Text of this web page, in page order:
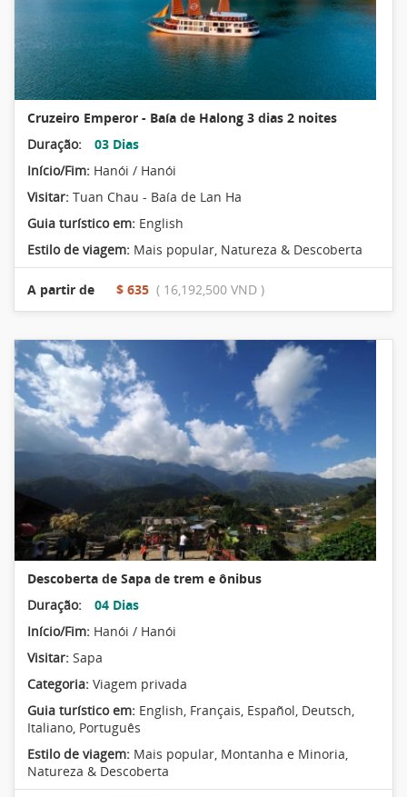
Cruzeiro Emperor - Baía de Halong 3 dias 2 noites
Duração:
03 Dias
Início/Fim: Hanói / Hanói
Visitar: Tuan Chau - Baía de Lan Ha
Guia turístico em: English
Estilo de viagem: Mais popular Natureza & Descoberta
A partir de $ 635 ( 16,192,500 VND )
Descoberta de Sapa de trem e ônibus
Duração:
04 Dias
Início/Fim: Hanói / Hanói
Visitar: Sapa
Categoria: Viagem privada
Guia turístico em: English, Français, Español, Deutsch,
Italiano, Português
Estilo de viagem: Mais popular Montanha e Minoria
Natureza & Descoberta